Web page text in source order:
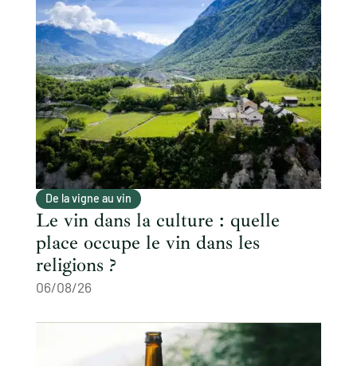
De la vigne au vin
Le vin dans la culture : quelle
place occupe le vin dans les
religions ?
06/08/26